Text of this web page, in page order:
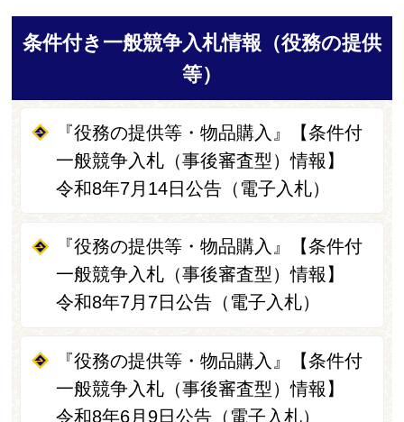
条件付き一般競争入札情報（役務の提供
等）
『役務の提供等・物品購入』【条件付
一般競争入札（事後審査型）情報】
令和8年7月14日公告（電子入札）
『役務の提供等・物品購入』【条件付
一般競争入札（事後審査型）情報】
令和8年7月7日公告（電子入札）
『役務の提供等・物品購入』【条件付
一般競争入札（事後審査型）情報】
令和8年6月9日公告（電子入札）